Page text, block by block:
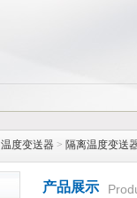
温度变送器 > 隔离温度变送
产品展示